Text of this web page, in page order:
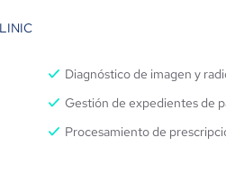
Diagnóstico de imagen y
Gestión de expedientes de
Procesamiento de